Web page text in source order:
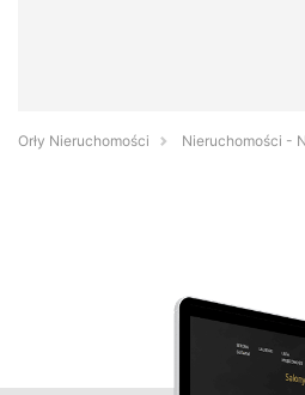
Orły Nieruchomości Nieruchomości -